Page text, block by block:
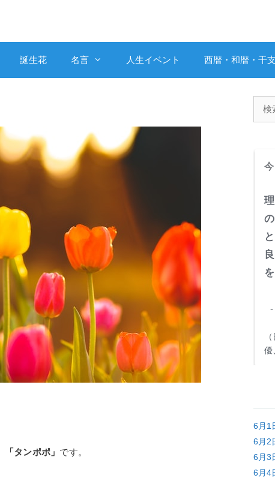
誕生花 名言 人生イベント 西暦・和暦・干支
「タンポポ」 です。
と
優
6月1
6月2
6月3
6月4